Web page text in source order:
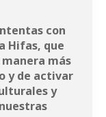
con
Hifas, que
más
y de activar
y